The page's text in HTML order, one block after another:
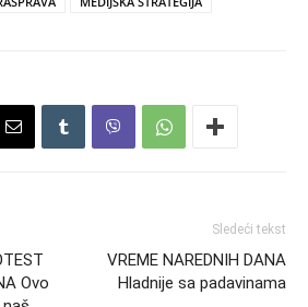
Ovo
Sledeći tekst
VREME NAREDNIH DANA
Hladnije sa padavinama